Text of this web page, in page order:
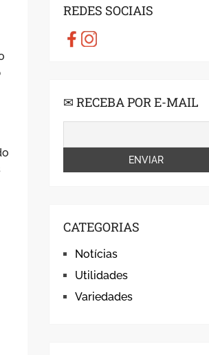
REDES SOCIAIS
✉ RECEBA POR E-MAIL
CATEGORIAS
Notícias
Utilidades
Variedades